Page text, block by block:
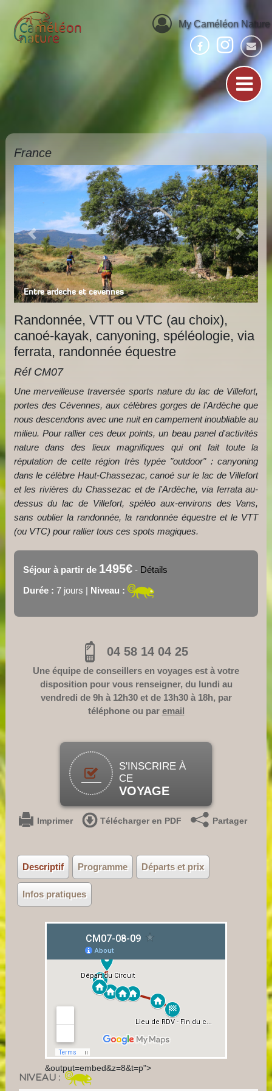
My Caméléon Nature
France
Previous Next
Entre ardeche et cevennes
Randonnée, VTT ou VTC (au choix),
canoé-kayak, canyoning, spéléologie, via
ferrata, randonnée équestre
Réf CM07
Une merveilleuse traversée sports nature du lac de Villefort,
portes des Cévennes, aux célèbres gorges de l'Ardèche que
nous descendons avec une nuit en campement inoubliable au
milieu. Pour rallier ces deux points, un beau panel d'activités
nature dans des lieux magnifiques qui ont fait toute la
réputation de cette région très typée "outdoor" : canyoning
dans le célèbre Haut-Chassezac, canoé sur le lac de Villefort
et les rivières du Chassezac et de l'Ardèche, via ferrata au-
dessus du lac de Villefort, spéléo aux-environs des Vans,
sans oublier la randonnée, la randonnée équestre et le VTT
(ou VTC) pour rallier tous ces spots magiques.
Séjour à partir de 1495€- Détails
Durée : 7 jours | Niveau :
04 58 14 04 25
Une équipe de conseillers en voyages est à votre
disposition pour vous renseigner, du lundi au
vendredi de 9h à 12h30 et de 13h30 à 18h, par
téléphone ou par email
S'INSCRIRE À
CE
VOYAGE
Imprimer Télécharger en PDF Partager
Descriptif Programme Départs et prix
Infos pratiques
&output=embed&z=8&t=p">
NIVEAU :